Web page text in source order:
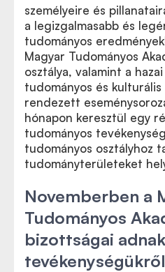
személyeire és
a legizgalmasabb és
tudományos
Magyar Tudományos
osztálya, valamint a
tudományos és
rendezett
hónapon keresztül egy
tudományos
tudományos osztályhoz
tudományterületeket
Novemberben a
Tudományos
bizottságai